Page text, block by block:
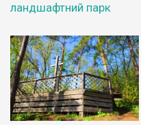
ландшафтний парк